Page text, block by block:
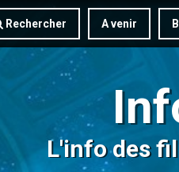
Rechercher A venir
L'info des